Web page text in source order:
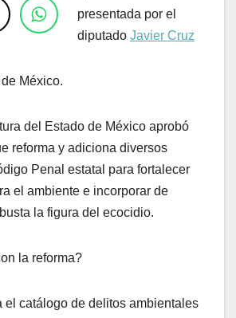
presentada por el
diputado Javier Cruz
México.
del Estado de México aprobó
reforma y adiciona diversos
Penal estatal para fortalecer
el ambiente e incorporar de
la figura del ecocidio.
la reforma?
el catálogo de delitos ambientales